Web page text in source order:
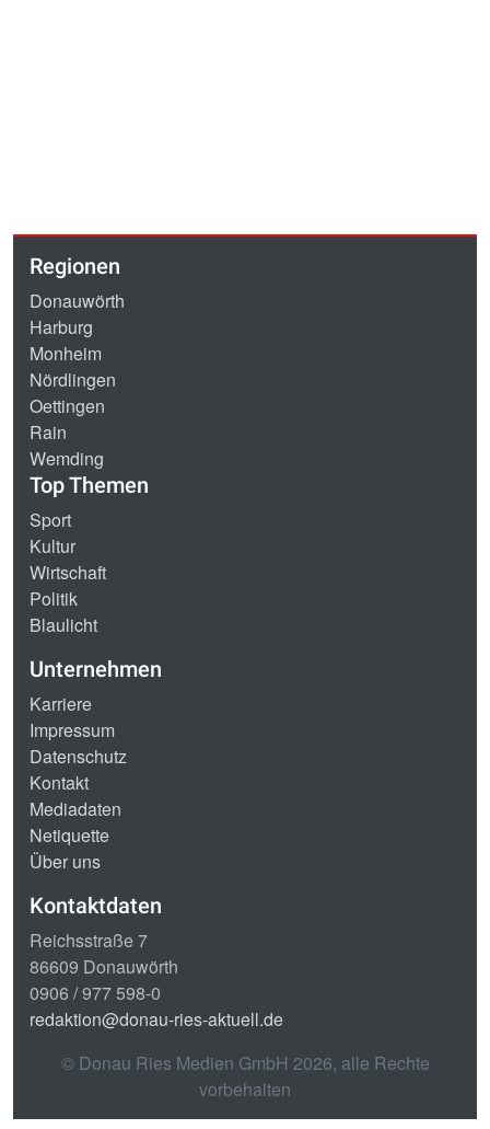
Regionen
Donauwörth
Harburg
Monheim
Nördlingen
Oettingen
Rain
Wemding
Top Themen
Sport
Kultur
Wirtschaft
Politik
Blaulicht
Unternehmen
Karriere
Impressum
Datenschutz
Kontakt
Mediadaten
Netiquette
Über uns
Kontaktdaten
Reichsstraße 7
86609 Donauwörth
0906 / 977 598-0
redaktion@donau-ries-aktuell.de
© Donau Ries Medien GmbH 2026, alle Rechte
vorbehalten